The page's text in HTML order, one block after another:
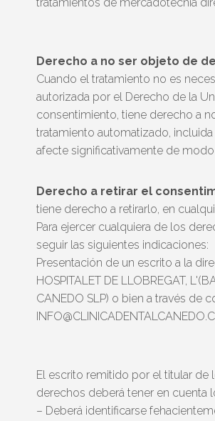
Derecho a no ser objeto de
Cuando el tratamiento no es
autorizada por el Derecho de la
consentimiento, tiene derecho a
tratamiento automatizado,
afecte significativamente de modo
Derecho a retirar el
tiene derecho a retirarlo, en
Para ejercer cualquiera de los
seguir las siguientes indicaciones:
Presentación de un escrito a la
HOSPITALET DE LLOBREGAT,
CANEDO SLP) o bien a través
El escrito remitido por el titular
derechos deberá tener en cuenta
– Deberá identificarse